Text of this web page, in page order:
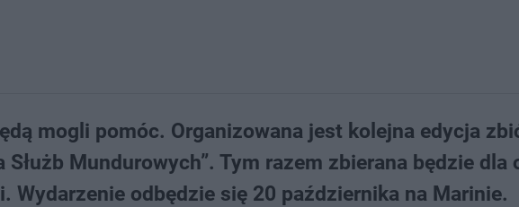
mogli pomóc. Organizowana jest kolejna edycja
Służb Mundurowych”. Tym razem zbierana będzie dla
Wydarzenie odbędzie się 20 października na Marinie.